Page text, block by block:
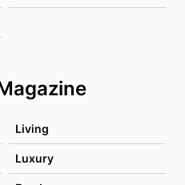
Living
Luxury